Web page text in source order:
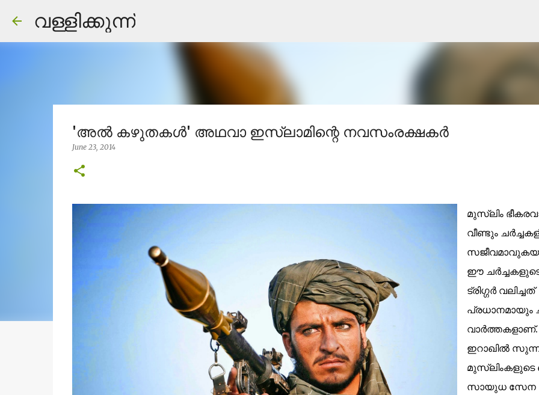
വള്ളിക്കുന്ന്
'അൽ കഴുതകൾ' അഥവാ ഇസ്ലാമിന്റെ നവസംരക്ഷകർ
June 23, 2014
മുസ്ലിം
വീണ്ടും
ഈ
ട്രിഗ്ഗർ വലിച്ചത്
പ്രധാനമായും
വാർത്തകളാണ്.
ഇറാഖിൽ
മുസ്ലിംകളുടെ
സായുധ സേന